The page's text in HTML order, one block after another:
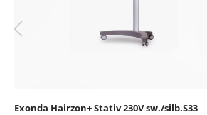
Exonda Hairzon+ Stativ 230V sw./silb.S33